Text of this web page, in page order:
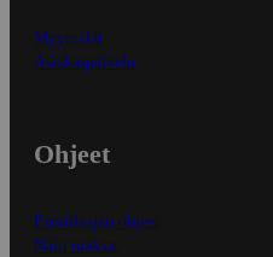
Myymälät
Asiakaspalvelu
Ohjeet
Ensitilaajan ohjeet
Näin maksat